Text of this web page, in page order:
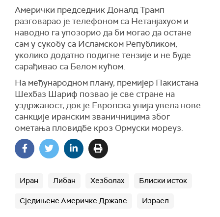
Амерички председник Доналд Трамп
разговарао је телефоном са Нетанјахуом и
наводно га упозорио да би могао да остане
сам у сукобу са Исламском Републиком,
уколико додатно подигне тензије и не буде
сарађивао са Белом кућом.
На међународном плану, премијер Пакистана
Шехбаз Шариф позвао је све стране на
уздржаност, док је Европска унија увела нове
санкције иранским званичницима због
ометања пловидбе кроз Ормуски мореуз.
Иран Либан Хезболах Блиски исток
Сједињене Америчке Државе Израел